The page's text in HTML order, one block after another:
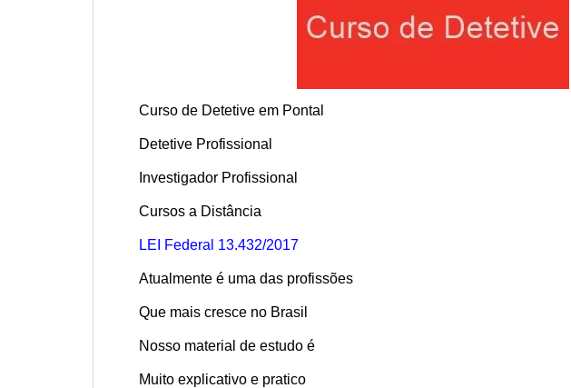
Curso de Detetive em Pontal
Detetive Profissional
Investigador Profissional
Cursos a Distância
LEI Federal 13.432/2017
Atualmente é uma das profissões
Que mais cresce no Brasil
Nosso material de estudo é
Muito explicativo e pratico